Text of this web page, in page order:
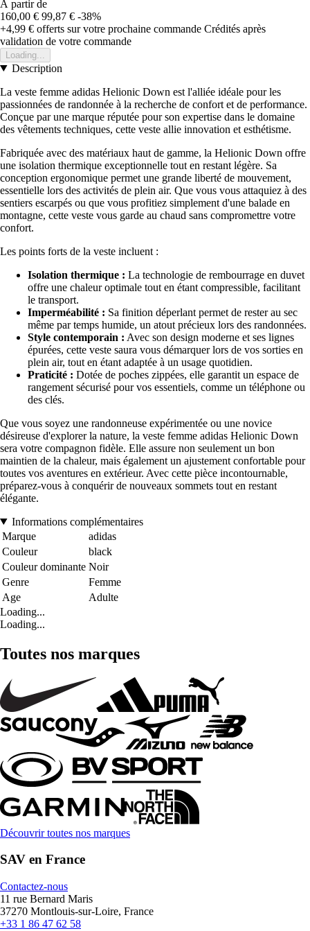
À partir de
160,00 € 99,87 € -38%
+4,99 € offerts sur votre prochaine commande Crédités après
validation de votre commande
Loading...
Description
La veste femme adidas Helionic Down est l'alliée idéale pour les
passionnées de randonnée à la recherche de confort et de performance.
Conçue par une marque réputée pour son expertise dans le domaine
des vêtements techniques, cette veste allie innovation et esthétisme.
Fabriquée avec des matériaux haut de gamme, la Helionic Down offre
une isolation thermique exceptionnelle tout en restant légère. Sa
conception ergonomique permet une grande liberté de mouvement,
essentielle lors des activités de plein air. Que vous vous attaquiez à des
sentiers escarpés ou que vous profitiez simplement d'une balade en
montagne, cette veste vous garde au chaud sans compromettre votre
confort.
Les points forts de la veste incluent :
Isolation thermique : La technologie de rembourrage en duvet
offre une chaleur optimale tout en étant compressible, facilitant
le transport.
Imperméabilité : Sa finition déperlant permet de rester au sec
même par temps humide, un atout précieux lors des randonnées.
Style contemporain : Avec son design moderne et ses lignes
épurées, cette veste saura vous démarquer lors de vos sorties en
plein air, tout en étant adaptée à un usage quotidien.
Praticité : Dotée de poches zippées, elle garantit un espace de
rangement sécurisé pour vos essentiels, comme un téléphone ou
des clés.
Que vous soyez une randonneuse expérimentée ou une novice
désireuse d'explorer la nature, la veste femme adidas Helionic Down
sera votre compagnon fidèle. Elle assure non seulement un bon
maintien de la chaleur, mais également un ajustement confortable pour
toutes vos aventures en extérieur. Avec cette pièce incontournable,
préparez-vous à conquérir de nouveaux sommets tout en restant
élégante.
Informations complémentaires
Marque
adidas
Couleur
black
Couleur dominante Noir
Genre
Femme
Age
Adulte
Loading...
Loading...
Toutes nos marques
Découvrir toutes nos marques
SAV en France
Contactez-nous
11 rue Bernard Maris
37270 Montlouis-sur-Loire, France
+33 1 86 47 62 58